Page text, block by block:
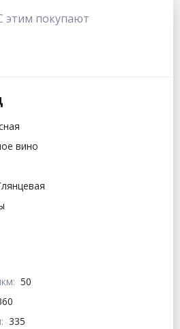
этим покупают
вино
50
335